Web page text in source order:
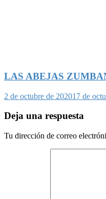
LAS ABEJAS
2 de octubre de 202017 de
Deja una respuesta
Tu dirección de correo